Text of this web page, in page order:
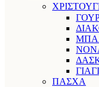
ΠΑΣΧΑ